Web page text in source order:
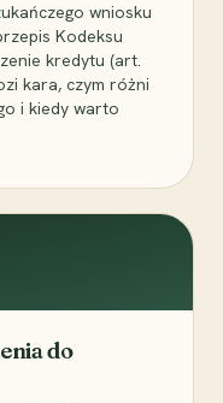
wniosku
Kodeksu
kredytu (art.
kara, czym różni
i kiedy warto
do